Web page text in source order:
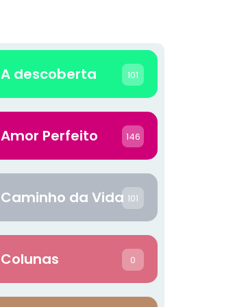
A descoberta 101
Amor Perfeito 146
Caminho da Vida 101
Colunas 0